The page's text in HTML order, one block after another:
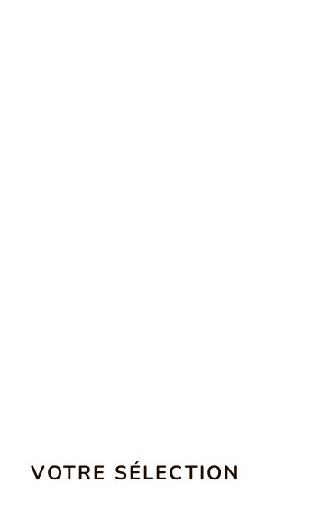
VOTRE SÉLECTION